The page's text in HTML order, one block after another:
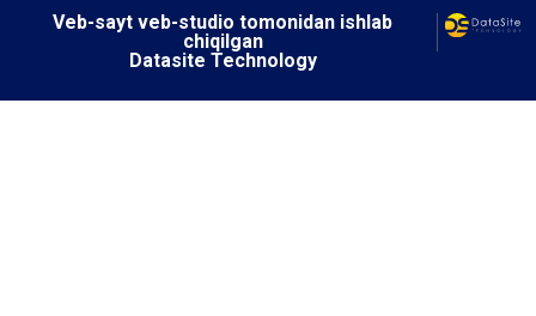
Veb-sayt veb-studio tomonidan ishlab
chiqilgan
Datasite Technology